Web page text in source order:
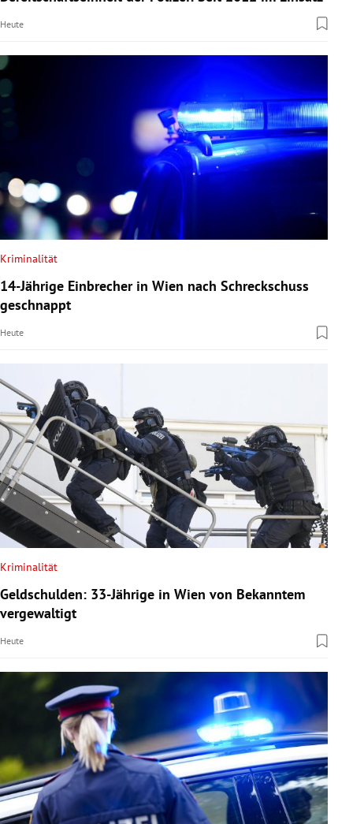
Heute
Kriminalität
14-Jährige Einbrecher in Wien nach Schreckschuss
geschnappt
Heute
Kriminalität
Geldschulden: 33-Jährige in Wien von Bekanntem
vergewaltigt
Heute